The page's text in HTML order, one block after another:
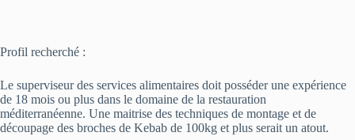
Profil recherché :
Le superviseur des services alimentaires doit posséder une expérience
de 18 mois ou plus dans le domaine de la restauration
méditerranéenne. Une maitrise des techniques de montage et de
découpage des broches de Kebab de 100kg et plus serait un atout.